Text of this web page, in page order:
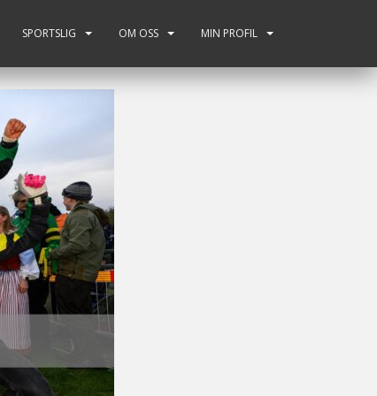
SPORTSLIG OM OSS MIN PROFIL